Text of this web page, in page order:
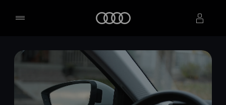
Sélectionner un concessionnaire